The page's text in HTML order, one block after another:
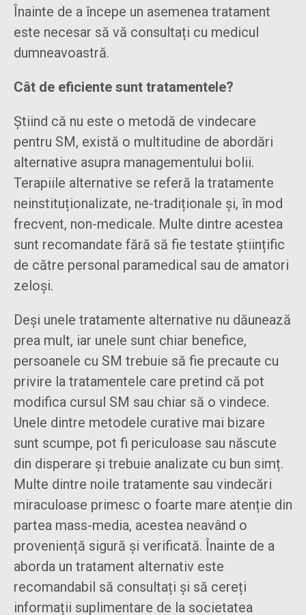
Înainte de a începe un asemenea tratament
este necesar să vă consultați cu medicul
dumneavoastră.
Cât de eficiente sunt tratamentele?
Știind că nu este o metodă de vindecare
pentru SM, există o multitudine de abordări
alternative asupra managementului bolii.
Terapiile alternative se referă la tratamente
neinstituționalizate, ne-tradiționale și, în mod
frecvent, non-medicale. Multe dintre acestea
sunt recomandate fără să fie testate științific
de către personal paramedical sau de amatori
zeloși.
Deși unele tratamente alternative nu dăunează
prea mult, iar unele sunt chiar benefice,
persoanele cu SM trebuie să fie precaute cu
privire la tratamentele care pretind că pot
modifica cursul SM sau chiar să o vindece.
Unele dintre metodele curative mai bizare
sunt scumpe, pot fi periculoase sau născute
din disperare și trebuie analizate cu bun simț.
Multe dintre noile tratamente sau vindecări
miraculoase primesc o foarte mare atenție din
partea mass-media, acestea neavând o
proveniență sigură și verificată. Înainte de a
aborda un tratament alternativ este
recomandabil să consultați și să cereți
informații suplimentare de la societatea